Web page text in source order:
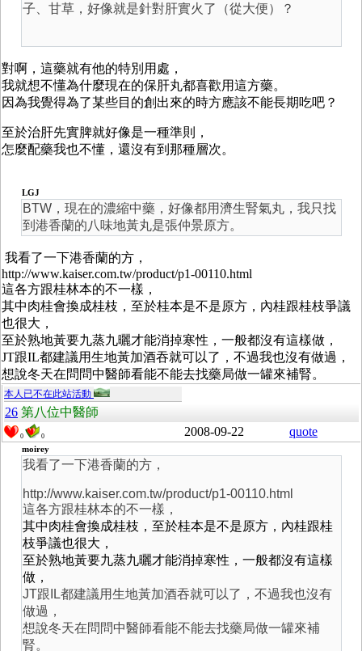
子、甘草，好像就是針對肝實火了（從大便）？
對啊，這藥就有他的特別用處，
我就想不懂為什麼現在的保肝丸都喜歡用這方藥。
因為我覺得為了某些目的創出來的時方應該不能長期吃吧？
至於治肝先實脾就好像是一種準則，
怎麼配藥我也不懂，還沒有到那種層次。
LGJ
BTW，現在的濃縮中藥，好像都用濟生腎氣丸，我只找
到港香蘭的八味地黃丸是張仲景原方。
我看了一下港香蘭的方，
http://www.kaiser.com.tw/product/p1-00110.html
這各方跟桂林本的不一樣，
其中肉桂會換成桂枝，至於桂本是不是原方，內桂跟桂枝爭議
也很大，
至於熟地黃要九蒸九曬才能消掉寒性，一般都沒有這樣做，
JT跟IL都建議用生地黃加酒吞就可以了，不過我也沒有做過，
想說冬天在問問中醫師看能不能去找藥局做一罐來補腎。
本人已不在此站活動
26 第八位中醫師
0 0 2008-09-22 quote
moirey
我看了一下港香蘭的方，
http://www.kaiser.com.tw/product/p1-00110.html
這各方跟桂林本的不一樣，
其中肉桂會換成桂枝，至於桂本是不是原方，內桂跟桂
枝爭議也很大，
至於熟地黃要九蒸九曬才能消掉寒性，一般都沒有這樣
做，
JT跟IL都建議用生地黃加酒吞就可以了，不過我也沒有
做過，
想說冬天在問問中醫師看能不能去找藥局做一罐來補
腎。